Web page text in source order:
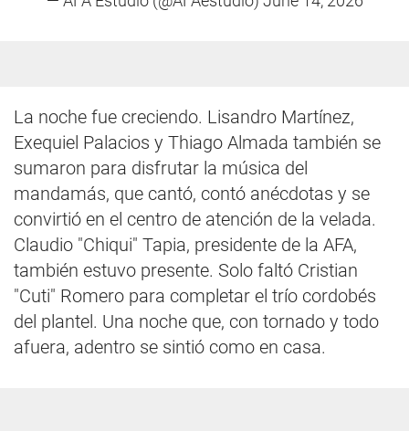
La noche fue creciendo. Lisandro Martínez,
Exequiel Palacios y Thiago Almada también se
sumaron para disfrutar la música del
mandamás, que cantó, contó anécdotas y se
convirtió en el centro de atención de la velada.
Claudio "Chiqui" Tapia, presidente de la AFA,
también estuvo presente. Solo faltó Cristian
"Cuti" Romero para completar el trío cordobés
del plantel. Una noche que, con tornado y todo
afuera, adentro se sintió como en casa.